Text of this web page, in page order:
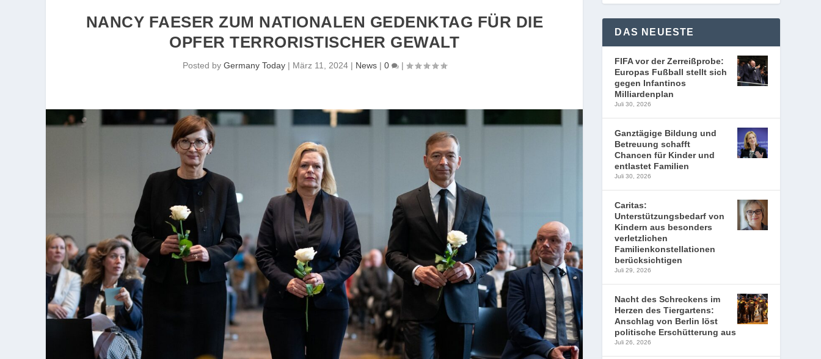
NANCY FAESER ZUM NATIONALEN GEDENKTAG FÜR DIE
OPFER TERRORISTISCHER GEWALT
Posted by Germany Today| März 11, 2024| News| 0 |
DAS NEUESTE
FIFA vor der Zerreißprobe:
Europas Fußball stellt sich
gegen Infantinos
Milliardenplan
Juli 30, 2026
Ganztägige Bildung und
Betreuung schafft
Chancen für Kinder und
entlastet Familien
Juli 30, 2026
Caritas:
Unterstützungsbedarf von
Kindern aus besonders
verletzlichen
Familienkonstellationen
berücksichtigen
Juli 29, 2026
Nacht des Schreckens im
Herzen des Tiergartens:
Anschlag von Berlin löst
politische Erschütterung aus
Juli 26, 2026